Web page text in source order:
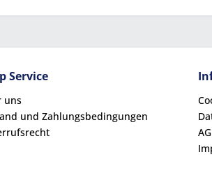
Service
uns
und Zahlungsbedingungen